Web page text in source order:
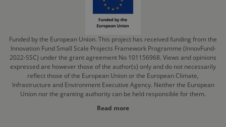
Funded by the European Union. This project has received funding from the
Innovation Fund Small Scale Projects Framework Programme (InnovFund-
2022-SSC) under the grant agreement No 101156968. Views and opinions
expressed are however those of the author(s) only and do not necessarily
reflect those of the European Union or the European Climate,
Infrastructure and Environment Executive Agency. Neither the European
Union nor the granting authority can be held responsible for them.
Read more